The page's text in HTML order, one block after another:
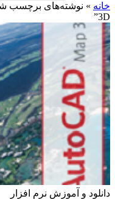
»
و آموزش نرم افزار